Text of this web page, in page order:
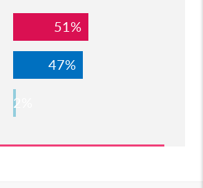
51%
47%
2%